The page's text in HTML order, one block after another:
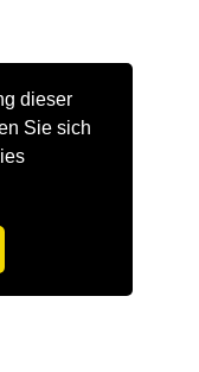
dieser
Sie sich